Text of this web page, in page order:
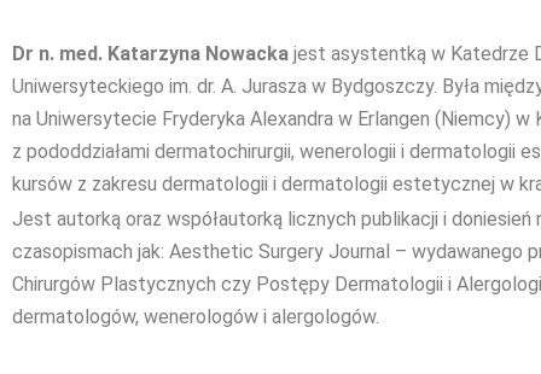
Dr n. med. Katarzyna Nowacka jest asystentką w Katedrze
Uniwersyteckiego im. dr. A. Jurasza w Bydgoszczy. Była
na Uniwersytecie Fryderyka Alexandra w Erlangen (Niemcy)
z pododdziałami dermatochirurgii, wenerologii i dermatologii
kursów z zakresu dermatologii i dermatologii estetycznej w
Jest autorką oraz współautorką licznych publikacji i doniesień
czasopismach jak: Aesthetic Surgery Journal – wydawanego
Chirurgów Plastycznych czy Postępy Dermatologii i
dermatologów, wenerologów i alergologów.